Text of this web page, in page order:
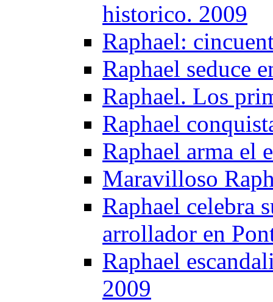
historico. 2009
Raphael:
Raphael seduce
Raphael. Los
Raphael
Raphael arma el
Maravilloso
Raphael celebra
arrollador en
Raphael
2009